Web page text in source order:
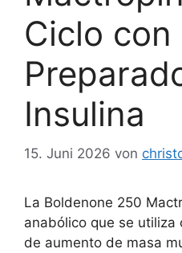
Ciclo con
Insulina
15. Juni 2026 von
La Boldenone 250
anabólico que se utiliza
de aumento de masa